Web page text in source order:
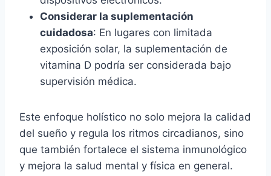
Considerar la suplementación
cuidadosa: En lugares con limitada
exposición solar, la suplementación de
vitamina D podría ser considerada bajo
supervisión médica.
Este enfoque holístico no solo mejora la calidad
del sueño y regula los ritmos circadianos, sino
que también fortalece el sistema inmunológico
y mejora la salud mental y física en general.